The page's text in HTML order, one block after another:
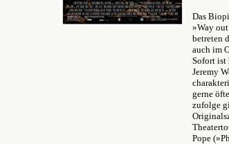
Das
»Way
betreten
auch im
Sofort ist
Jeremy
gerne
zufolge
Pope